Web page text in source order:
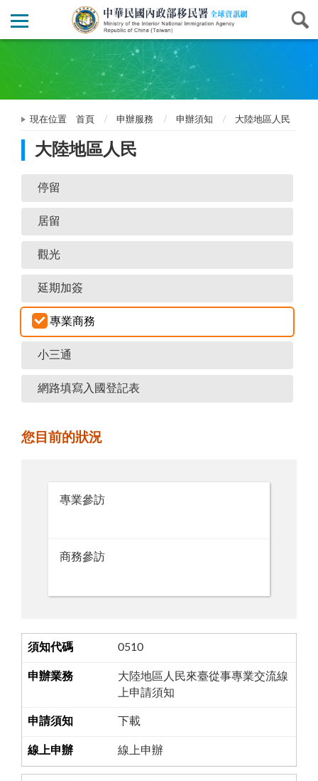
現在位置 首頁 申辦服務 申辦須知 大陸地區人民
大陸地區人民
停留
居留
觀光
延期加簽
專業商務
小三通
網路填寫入國登記表
您目前的狀況
專業參訪
商務參訪
0510
大陸地區人民來臺從事專業交流線
上申請須知
下載
線上申辦